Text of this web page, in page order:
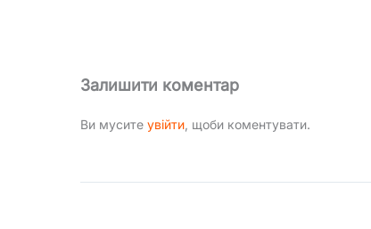
Залишити коментар
Ви мусите увійти , щоби коментувати.